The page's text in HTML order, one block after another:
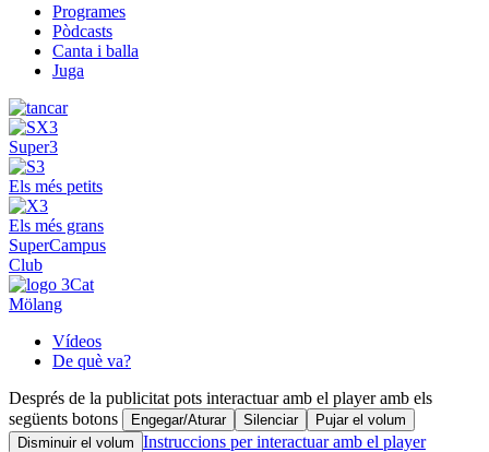
Programes
Pòdcasts
Canta i balla
Juga
Super3
Els més petits
Els més grans
SuperCampus
Club
Mölang
Vídeos
De què va?
Després de la publicitat pots interactuar amb el player amb els
següents botons
Engegar/Aturar Silenciar
Pujar el volum
Disminuir el volum Instruccions per interactuar amb el player